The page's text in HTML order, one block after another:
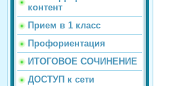
контент
Прием в 1 класс
Профориентация
ИТОГОВОЕ СОЧИНЕНИЕ
ДОСТУП к сети